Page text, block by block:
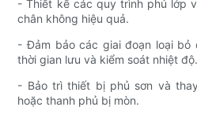
- Thiết kế các quy trình phủ lớp
chân không hiệu quả.
- Đảm bảo các giai đoạn loại bỏ
thời gian lưu và kiểm soát nhiệt độ.
- Bảo trì thiết bị phủ sơn và
hoặc thanh phủ bị mòn.